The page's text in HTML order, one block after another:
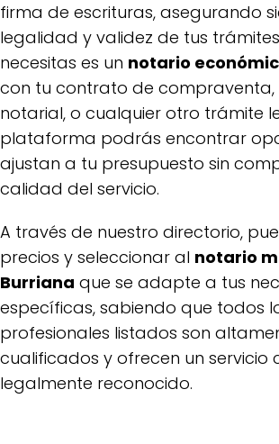
firma de escrituras, asegurando
legalidad y validez de tus
necesitas es un notario
con tu contrato de
notarial, o cualquier otro trámite
plataforma podrás encontrar
ajustan a tu presupuesto sin
calidad del servicio.
A través de nuestro directorio,
precios y seleccionar al notario
Burriana que se adapte a tus
específicas, sabiendo que todos
profesionales listados son
cualificados y ofrecen un servicio
legalmente reconocido.